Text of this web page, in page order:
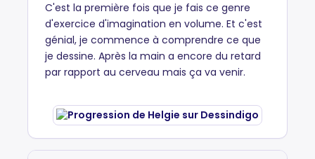
C'est la première fois que je fais ce genre
d'exercice d'imagination en volume. Et c'est
génial, je commence à comprendre ce que
je dessine. Après la main a encore du retard
par rapport au cerveau mais ça va venir.